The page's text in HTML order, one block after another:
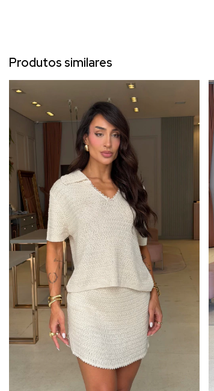
Produtos similares